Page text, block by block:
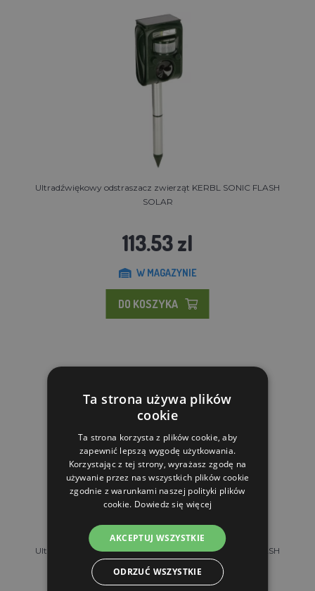
Ultradźwiękowy odstraszacz zwierząt KERBL SONIC FLASH
SOLAR
113.53 zl
W MAGAZYNIE
DO KOSZYKA
Ultradźwiękowy odstraszacz zwierząt KERBL SONIC FLASH
SOLAR
Ta strona używa plików
cookie
Ta strona korzysta z plików cookie, aby
zapewnić lepszą wygodę użytkowania.
Korzystając z tej strony, wyrażasz zgodę na
używanie przez nas wszystkich plików cookie
zgodnie z warunkami naszej polityki plików
cookie. Dowiedz się więcej
AKCEPTUJ WSZYSTKIE
ODRZUĆ WSZYSTKIE